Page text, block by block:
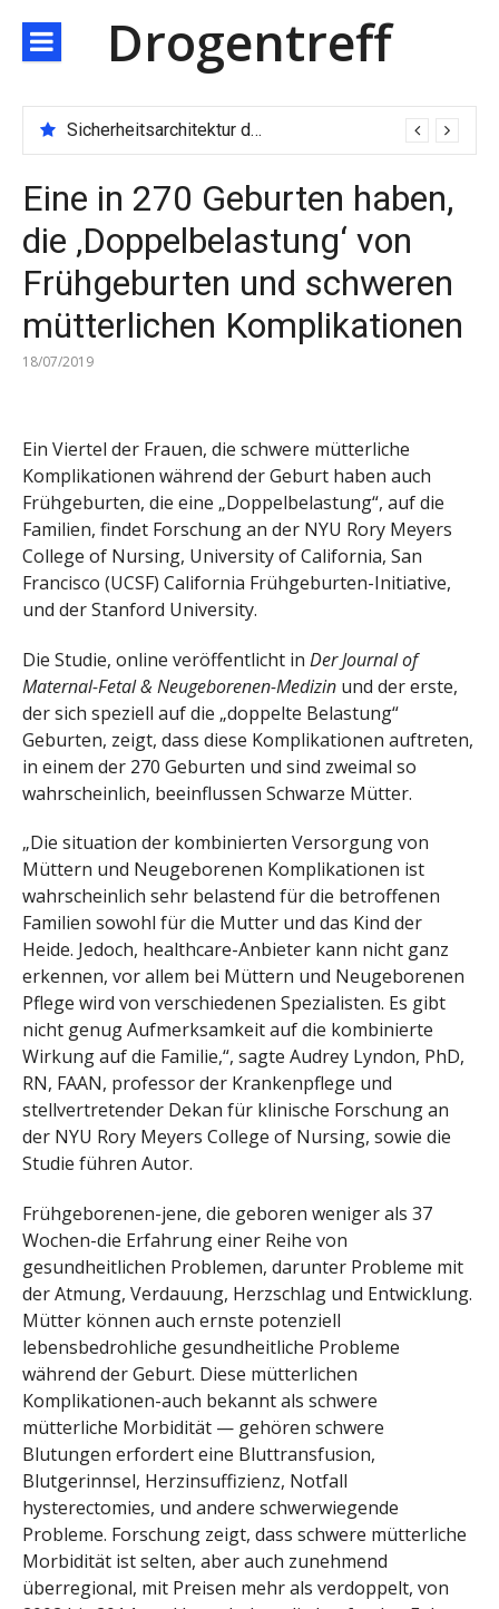
zum
Inhalt
Drogentreff
Sicherheitsarchitektur der nächsten Generation: JARXE kombiniert Multi-Wallet und MPC als Schutzschild für digitales Vertrauen
Eine in 270 Geburten haben,
die ‚Doppelbelastung‘ von
Frühgeburten und schweren
mütterlichen Komplikationen
18/07/2019
Ein Viertel der Frauen, die schwere mütterliche
Komplikationen während der Geburt haben auch
Frühgeburten, die eine „Doppelbelastung“, auf die
Familien, findet Forschung an der NYU Rory Meyers
College of Nursing, University of California, San
Francisco (UCSF) California Frühgeburten-Initiative,
und der Stanford University.
Die Studie, online veröffentlicht in Der Journal of
Maternal-Fetal & Neugeborenen-Medizin und der erste,
der sich speziell auf die „doppelte Belastung“
Geburten, zeigt, dass diese Komplikationen auftreten,
in einem der 270 Geburten und sind zweimal so
wahrscheinlich, beeinflussen Schwarze Mütter.
„Die situation der kombinierten Versorgung von
Müttern und Neugeborenen Komplikationen ist
wahrscheinlich sehr belastend für die betroffenen
Familien sowohl für die Mutter und das Kind der
Heide. Jedoch, healthcare-Anbieter kann nicht ganz
erkennen, vor allem bei Müttern und Neugeborenen
Pflege wird von verschiedenen Spezialisten. Es gibt
nicht genug Aufmerksamkeit auf die kombinierte
Wirkung auf die Familie,“, sagte Audrey Lyndon, PhD,
RN, FAAN, professor der Krankenpflege und
stellvertretender Dekan für klinische Forschung an
der NYU Rory Meyers College of Nursing, sowie die
Studie führen Autor.
Frühgeborenen-jene, die geboren weniger als 37
Wochen-die Erfahrung einer Reihe von
gesundheitlichen Problemen, darunter Probleme mit
der Atmung, Verdauung, Herzschlag und Entwicklung.
Mütter können auch ernste potenziell
lebensbedrohliche gesundheitliche Probleme
während der Geburt. Diese mütterlichen
Komplikationen-auch bekannt als schwere
mütterliche Morbidität — gehören schwere
Blutungen erfordert eine Bluttransfusion,
Blutgerinnsel, Herzinsuffizienz, Notfall
hysterectomies, und andere schwerwiegende
Probleme. Forschung zeigt, dass schwere mütterliche
Morbidität ist selten, aber auch zunehmend
überregional, mit Preisen mehr als verdoppelt, von